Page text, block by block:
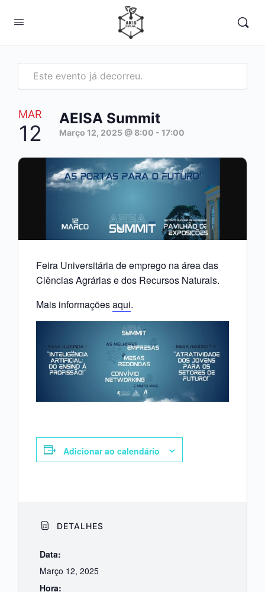
Este evento já decorreu.
MAR
12
AEISA Summit
Março 12, 2025 @ 8:00 - 17:00
Feira Universitária de emprego na área das
Ciências Agrárias e dos Recursos Naturais.
Mais informaçõesaqui.
Adicionar ao calendário
DETALHES
Data:
Março 12, 2025
Hora: